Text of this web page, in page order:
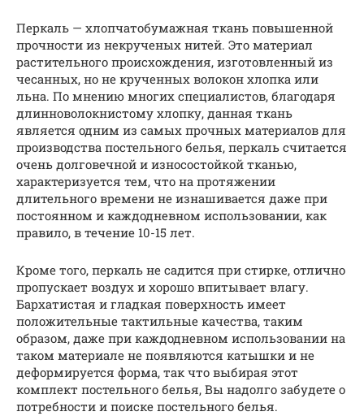
Перкаль — хлопчатобумажная ткань повышенной
прочности из некрученых нитей. Это материал
растительного происхождения, изготовленный из
чесанных, но не крученных волокон хлопка или
льна. По мнению многих специалистов, благодаря
длинноволокнистому хлопку, данная ткань
является одним из самых прочных материалов для
производства постельного белья, перкаль считается
очень долговечной и износостойкой тканью,
характеризуется тем, что на протяжении
длительного времени не изнашивается даже при
постоянном и каждодневном использовании, как
правило, в течение 10-15 лет.
Кроме того, перкаль не садится при стирке, отлично
пропускает воздух и хорошо впитывает влагу.
Бархатистая и гладкая поверхность имеет
положительные тактильные качества, таким
образом, даже при каждодневном использовании на
таком материале не появляются катышки и не
деформируется форма, так что выбирая этот
комплект постельного белья, Вы надолго забудете о
потребности и поиске постельного белья.